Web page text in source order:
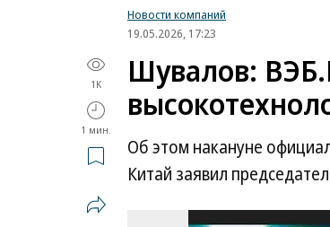
Новости компаний
19.05.2026, 17:23
1K
1 мин.
Шувалов:
Об этом накануне
Китай заявил